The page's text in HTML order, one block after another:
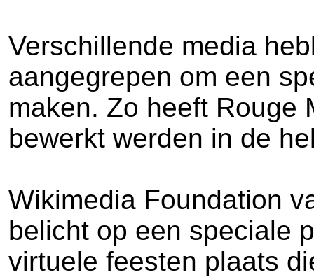
Verschillende media
aangegrepen om een
maken. Zo heeft Rouge
bewerkt werden in de
Wikimedia Foundation
belicht op een speciale
virtuele feesten plaats